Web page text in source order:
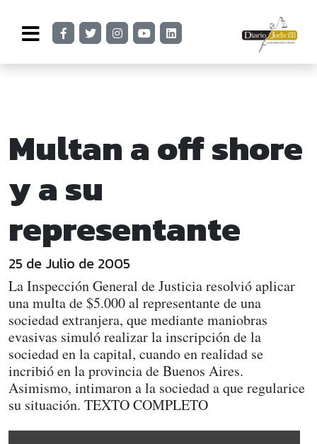
Multan a off shore
y a su
representante
25 de Julio de 2005
La Inspección General de Justicia resolvió aplicar
una multa de $5.000 al representante de una
sociedad extranjera, que mediante maniobras
evasivas simuló realizar la inscripción de la
sociedad en la capital, cuando en realidad se
incribió en la provincia de Buenos Aires.
Asimismo, intimaron a la sociedad a que regularice
su situación. TEXTO COMPLETO